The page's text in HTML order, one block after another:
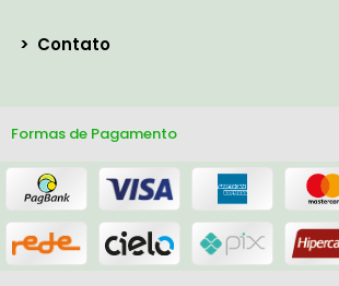
> Contato
Formas de Pagamento